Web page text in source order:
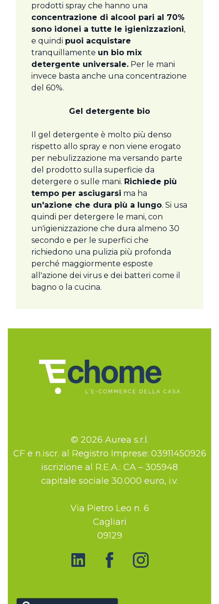
prodotti spray che hanno una
concentrazione di alcool pari al 70%
sono idonei a tutte le igienizzazioni,
e quindi puoi acquistare
tranquillamente un bio mix
detergente universale. Per le mani
invece basta anche una concentrazione
del 60%.
Gel detergente bio
Il gel detergente è molto più denso
rispetto allo spray e non viene erogato
per nebulizzazione ma versando parte
del prodotto sulla superficie da
detergere o sulle mani. Richiede più
tempo per asciugarsi ma ha
un'azione che dura più a lungo. Si usa
quindi per detergere le mani, con
un'igienizzazione che dura almeno 30
secondo e per le superfici che
richiedono una pulizia più profonda
perché maggiormente esposte
all'azione dei virus e dei batteri come il
bagno o la cucina.
© 2026 Aurea s.r.l.
CF e n.iscr. al Registro Imprese: 03911450926
iscrizione al R.E.A.: CA – 305948
capitale sociale 30.000 euro, i.v.
Via Pietro Leo n. 6
Cagliari
09129